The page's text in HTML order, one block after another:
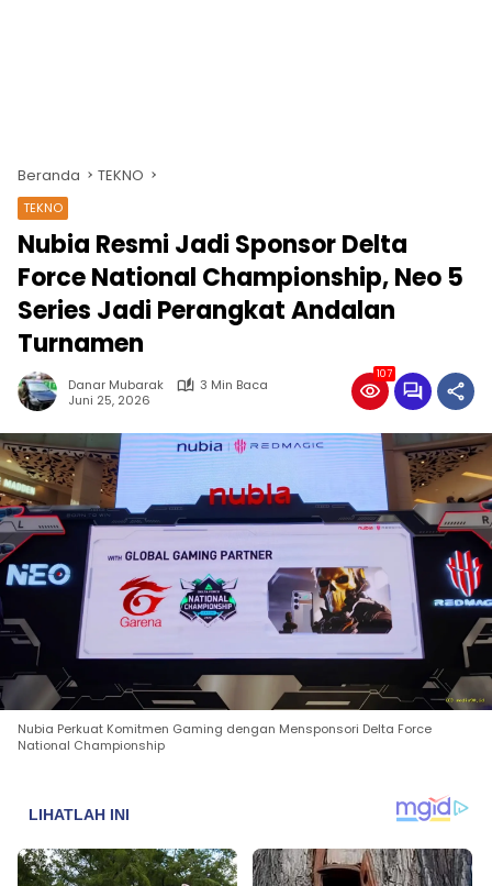
Beranda TEKNO
TEKNO
Nubia Resmi Jadi Sponsor Delta
Force National Championship, Neo 5
Series Jadi Perangkat Andalan
Turnamen
Danar Mubarak
3 Min Baca
Juni 25, 2026
107
Nubia Perkuat Komitmen Gaming dengan Mensponsori Delta Force
National Championship